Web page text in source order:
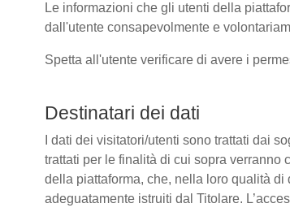
Le informazioni che gli utenti della
dall'utente consapevolmente e
Spetta all'utente verificare di avere i
Destinatari dei dati
I dati dei visitatori/utenti sono trattati dai
trattati per le finalità di cui sopra
della piattaforma, che, nella loro qualità
adeguatamente istruiti dal Titolare.